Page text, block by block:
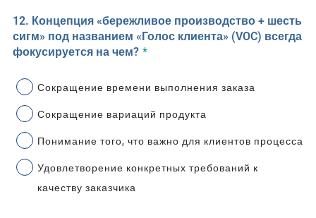
12. Концепция «бережливое производство + шесть
сигм» под названием «Голос клиента» (VOC) всегда
фокусируется на чем? *
Сокращение времени выполнения заказа
Сокращение вариаций продукта
Понимание того, что важно для клиентов процесса
Удовлетворение конкретных требований к
качеству заказчика